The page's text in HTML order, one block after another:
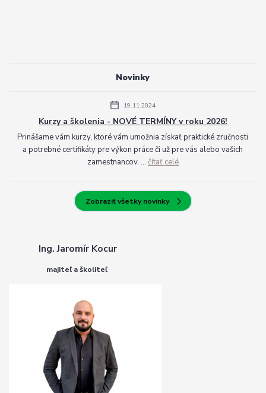
Novinky
19.11.2024
Kurzy a školenia - NOVÉ TERMÍNY v roku 2026!
Prinášame vám kurzy, ktoré vám umožnia získať praktické zručnosti
a potrebné certifikáty pre výkon práce či už pre vás alebo vašich
zamestnancov. ... čítať celé
Zobraziť všetky novinky
Ing. Jaromír Kocur
majiteľ a školiteľ